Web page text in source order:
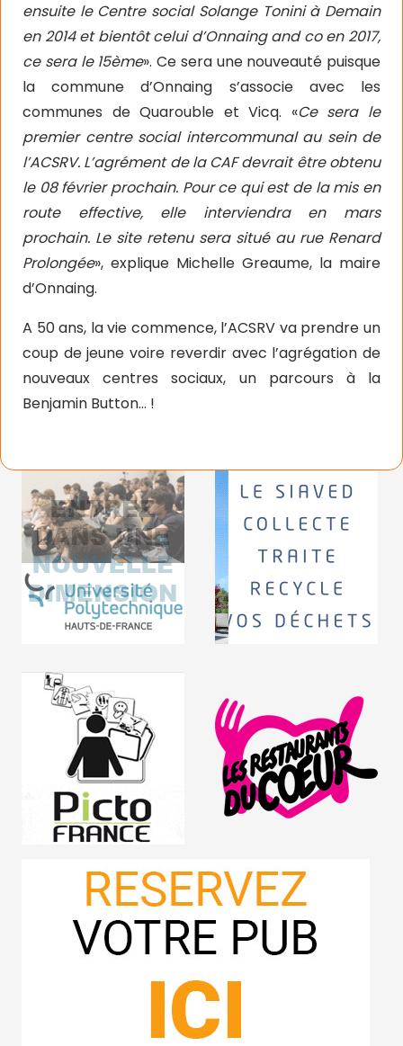
ensuite le Centre social Solange Tonini à Demain
en 2014 et bientôt celui d’Onnaing and co en 2017,
ce sera le 15ème». Ce sera une nouveauté puisque
la commune d’Onnaing s’associe avec les
communes de Quarouble et Vicq. «Ce sera le
premier centre social intercommunal au sein de
l’ACSRV. L’agrément de la CAF devrait être obtenu
le 08 février prochain. Pour ce qui est de la mis en
route effective, elle interviendra en mars
prochain. Le site retenu sera situé au rue Renard
Prolongée», explique Michelle Greaume, la maire
d’Onnaing.
A 50 ans, la vie commence, l’ACSRV va prendre un
coup de jeune voire reverdir avec l’agrégation de
nouveaux centres sociaux, un parcours à la
Benjamin Button… !